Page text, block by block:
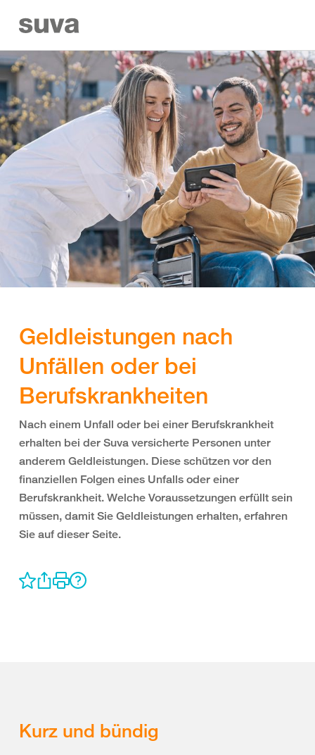
Geldleistungen nach
Unfällen oder bei
Berufskrankheiten
Nach einem Unfall oder bei einer Berufskrankheit
erhalten bei der Suva versicherte Personen unter
anderem Geldleistungen. Diese schützen vor den
finanziellen Folgen eines Unfalls oder einer
Berufskrankheit. Welche Voraussetzungen erfüllt sein
müssen, damit Sie Geldleistungen erhalten, erfahren
Sie auf dieser Seite.
Kurz und bündig